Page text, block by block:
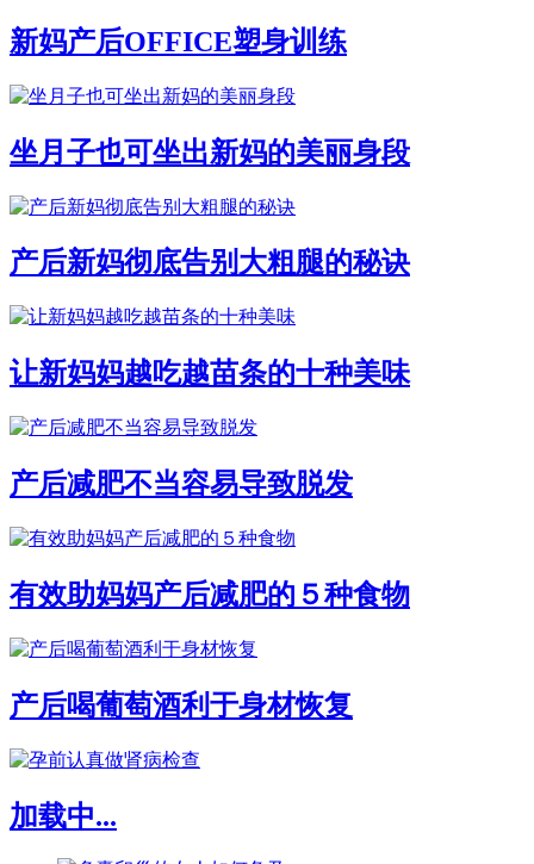
新妈产后OFFICE塑身训练
坐月子也可坐出新妈的美丽身段
产后新妈彻底告别大粗腿的秘诀
让新妈妈越吃越苗条的十种美味
产后减肥不当容易导致脱发
有效助妈妈产后减肥的５种食物
产后喝葡萄酒利于身材恢复
加载中...